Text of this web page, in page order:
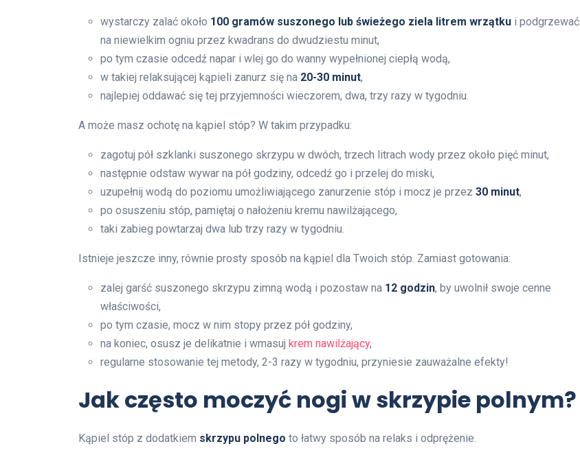
wystarczy zalać około 100 gramów suszonego lub świeżego ziela litrem wrzątku i podgrzewać
na niewielkim ogniu przez kwadrans do dwudziestu minut,
po tym czasie odcedź napar i wlej go do wanny wypełnionej ciepłą wodą,
w takiej relaksującej kąpieli zanurz się na 20-30 minut,
najlepiej oddawać się tej przyjemności wieczorem, dwa, trzy razy w tygodniu.
A może masz ochotę na kąpiel stóp? W takim przypadku:
zagotuj pół szklanki suszonego skrzypu w dwóch, trzech litrach wody przez około pięć minut,
następnie odstaw wywar na pół godziny, odcedź go i przelej do miski,
uzupełnij wodą do poziomu umożliwiającego zanurzenie stóp i mocz je przez 30 minut,
po osuszeniu stóp, pamiętaj o nałożeniu kremu nawilżającego,
taki zabieg powtarzaj dwa lub trzy razy w tygodniu.
Istnieje jeszcze inny, równie prosty sposób na kąpiel dla Twoich stóp. Zamiast gotowania:
zalej garść suszonego skrzypu zimną wodą i pozostaw na 12 godzin, by uwolnił swoje cenne
właściwości,
po tym czasie, mocz w nim stopy przez pół godziny,
na koniec, osusz je delikatnie i wmasuj krem nawilżający,
regularne stosowanie tej metody, 2-3 razy w tygodniu, przyniesie zauważalne efekty!
Jak często moczyć nogi w skrzypie polnym?
Kąpiel stóp z dodatkiem skrzypu polnego to łatwy sposób na relaks i odprężenie.